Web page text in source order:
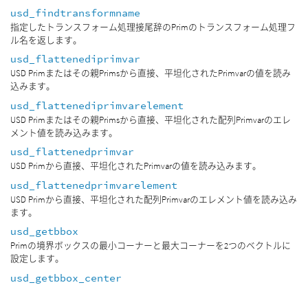
usd_findtransformname
指定したトランスフォーム処理接尾辞のPrimのトランスフォーム処理フ
ル名を返します。
usd_flattenediprimvar
USD Primまたはその親Primsから直接、平坦化されたPrimvarの値を読み
込みます。
usd_flattenediprimvarelement
USD Primまたはその親Primsから直接、平坦化された配列Primvarのエレ
メント値を読み込みます。
usd_flattenedprimvar
USD Primから直接、平坦化されたPrimvarの値を読み込みます。
usd_flattenedprimvarelement
USD Primから直接、平坦化された配列Primvarのエレメント値を読み込み
ます。
usd_getbbox
Primの境界ボックスの最小コーナーと最大コーナーを2つのベクトルに
設定します。
usd_getbbox_center